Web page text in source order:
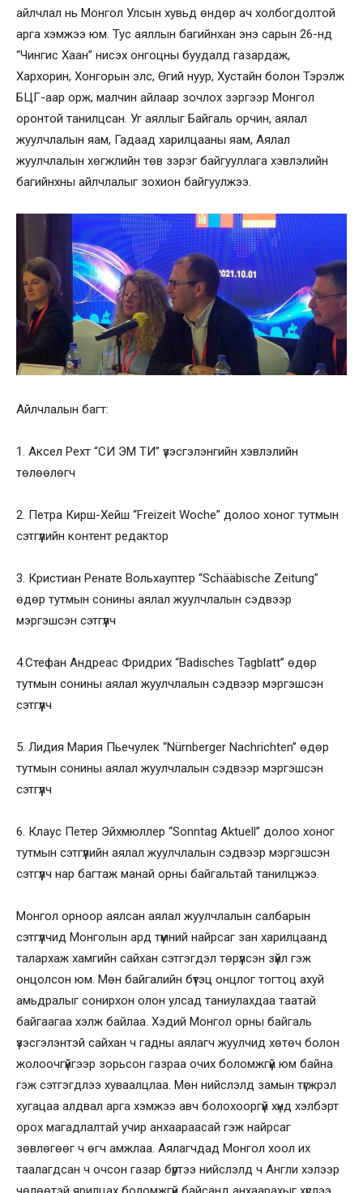
айлчлал нь Монгол Улсын хувьд өндөр ач холбогдолтой
арга хэмжээ юм. Тус аяллын багийнхан энэ сарын 26-нд
“Чингис Хаан” нисэх онгоцны буудалд газардаж,
Хархорин, Хонгорын элс, Өгий нуур, Хустайн болон Тэрэлж
БЦГ-аар орж, малчин айлаар зочлох зэргээр Монгол
оронтой танилцсан. Уг аяллыг Байгаль орчин, аялал
жуулчлалын яам, Гадаад харилцааны яам, Аялал
жуулчлалын хөгжлийн төв зэрэг байгууллага хэвлэлийн
багийнхны айлчлалыг зохион байгуулжээ.
Айлчлалын багт:
1. Аксел Рехт “СИ ЭМ ТИ” үзэсгэлэнгийн хэвлэлийн
төлөөлөгч
2. Петра Кирш-Хейш “Freizeit Woche” долоо хоног тутмын
сэтгүүлийн контент редактор
3. Кристиан Ренате Вольхауптер “Schääbische Zeitung”
өдөр тутмын сонины аялал жуулчлалын сэдвээр
мэргэшсэн сэтгүүлч
4.Стефан Андреас Фридрих “Badisches Tagblatt” өдөр
тутмын сонины аялал жуулчлалын сэдвээр мэргэшсэн
сэтгүүлч
5. Лидия Мария Пьечулек “Nürnberger Nachrichten” өдөр
тутмын сонины аялал жуулчлалын сэдвээр мэргэшсэн
сэтгүүлч
6. Клаус Петер Эйхмюллер “Sonntag Aktuell” долоо хоног
тутмын сэтгүүлийн аялал жуулчлалын сэдвээр мэргэшсэн
сэтгүүлч нар багтаж манай орны байгальтай танилцжээ.
Монгол орноор аялсан аялал жуулчлалын салбарын
сэтгүүлчид Монголын ард түмний найрсаг зан харилцаанд
талархаж хамгийн сайхан сэтгэгдэл төрүүлсэн зүйл гэж
онцолсон юм. Мөн байгалийн бүтэц онцлог тогтоц ахуй
амьдралыг сонирхон олон улсад таниулахдаа таатай
байгаагаа хэлж байлаа. Хэдий Монгол орны байгаль
үзэсгэлэнтэй сайхан ч гадны аялагч жуулчид хөтөч болон
жолоочгүйгээр зорьсон газраа очих боломжгүй юм байна
гэж сэтгэгдлээ хуваалцлаа. Мөн нийслэлд замын түгжрэл
хугацаа алдвал арга хэмжээ авч болохооргүй хүнд хэлбэрт
орох магадлалтай учир анхаараасай гэж найрсаг
зөвлөгөөг ч өгч амжлаа. Аялагчдад Монгол хоол их
таалагдсан ч очсон газар бүртээ нийслэлд ч Англи хэлээр